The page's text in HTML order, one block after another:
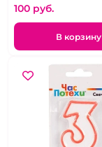
100 pуб.
В корзину